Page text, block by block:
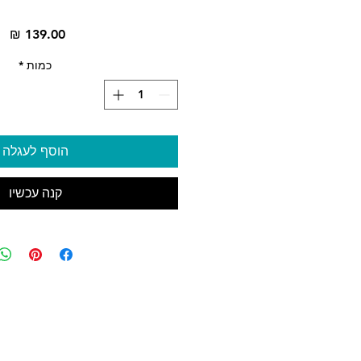
‏139.00 ‏₪
כמות *
הוסף לעגלה
קנה עכשיו